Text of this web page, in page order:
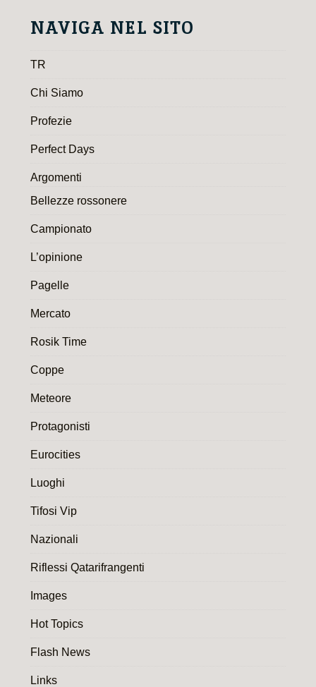
NAVIGA NEL SITO
TR
Chi Siamo
Profezie
Perfect Days
Argomenti
Bellezze rossonere
Campionato
L’opinione
Pagelle
Mercato
Rosik Time
Coppe
Meteore
Protagonisti
Eurocities
Luoghi
Tifosi Vip
Nazionali
Riflessi Qatarifrangenti
Images
Hot Topics
Flash News
Links